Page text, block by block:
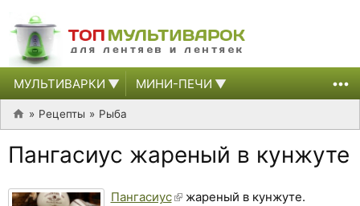
МУЛЬТИВАРКИ МИНИ-ПЕЧИ
Рецепты Рыба
Пангасиус жареный в кунжуте
Пангасиус
жареный в кунжуте.